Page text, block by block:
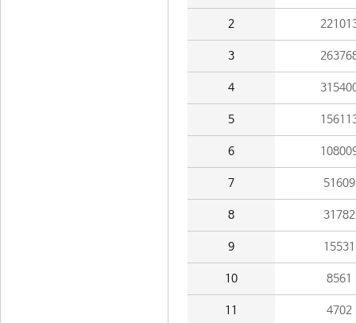
2
3
4
5
6
7 51609
8 31782
9 15531
10 8561
11 4702